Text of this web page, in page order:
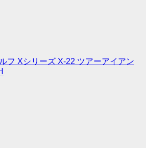
フ Xシリーズ X-22 ツアーアイアン